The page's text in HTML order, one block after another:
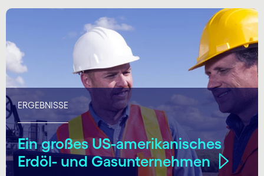
ERGEBNISSE
Ein großes US-amerikanisches
Erdöl- und Gasunternehmen